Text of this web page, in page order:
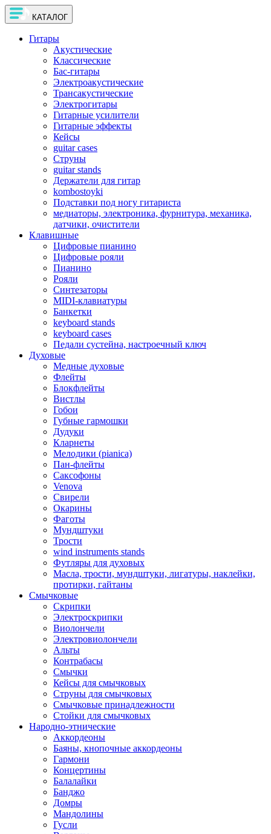
КАТАЛОГ
Гитары
Акустические
Классические
Бас-гитары
Электроакустические
Трансакустические
Электрогитары
Гитарные усилители
Гитарные эффекты
Кейсы
guitar cases
Струны
guitar stands
Держатели для гитар
kombostoyki
Подставки под ногу гитариста
медиаторы, электроника, фурнитура, механика,
датчики, очистители
Клавишные
Цифровые пианино
Цифровые рояли
Пианино
Рояли
Синтезаторы
MIDI-клавиатуры
Банкетки
keyboard stands
keyboard cases
Педали сустейна, настроечный ключ
Духовые
Медные духовые
Флейты
Блокфлейты
Вистлы
Гобои
Губные гармошки
Дудуки
Кларнеты
Мелодики (pianica)
Пан-флейты
Саксофоны
Venova
Свирели
Окарины
Фаготы
Мундштуки
Трости
wind instruments stands
Футляры для духовых
Масла, трости, мундштуки, лигатуры, наклейки,
протирки, гайтаны
Смычковые
Скрипки
Электроскрипки
Виолончели
Электровиолончели
Альты
Контрабасы
Смычки
Кейсы для смычковых
Струны для смычковых
Смычковые принадлежности
Стойки для смычковых
Народно-этнические
Аккордеоны
Баяны, кнопочные аккордеоны
Гармони
Концертины
Балалайки
Банджо
Домры
Мандолины
Гусли